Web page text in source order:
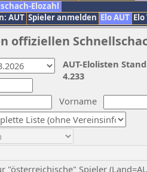
Elozahl
AUT Spieler anmelden Elo AUT
offiziellen
Vorname
"österreichische" Spieler
AUT-Elolisten
4.233